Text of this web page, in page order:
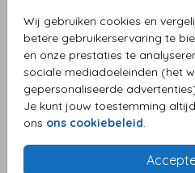
Wij gebruiken cookies en
betere gebruikerservaring te
en onze prestaties te
sociale mediadoeleinden (het
gepersonaliseerde
Je kunt jouw toestemming
ons ons cookiebeleid.
OMSCHRIJVING
Hoe lief is deze sluitzegel met
De roze kleur en het hartje
zachte en meisjesachtige
Prijs:€ 6,50